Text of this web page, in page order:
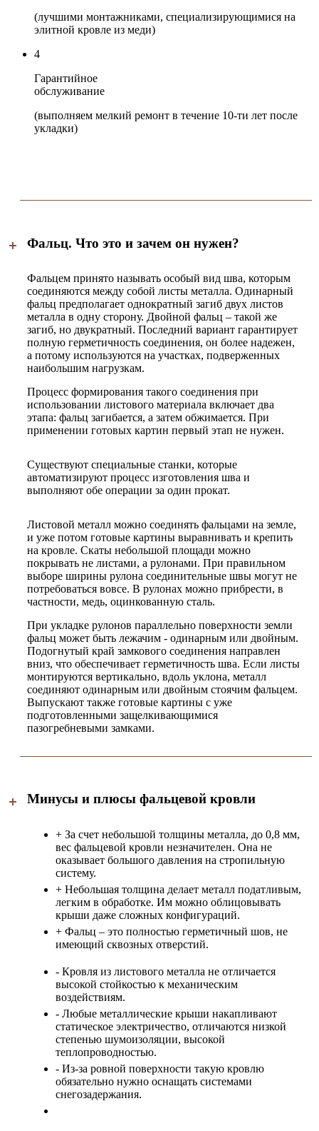
(лучшими монтажниками, специализирующимися на
элитной кровле из меди)
4
Гарантийное
обслуживание
(выполняем мелкий ремонт в течение 10-ти лет после
укладки)
Фальц. Что это и зачем он нужен?
Фальцем принято называть особый вид шва, которым
соединяются между собой листы металла. Одинарный
фальц предполагает однократный загиб двух листов
металла в одну сторону. Двойной фальц – такой же
загиб, но двукратный. Последний вариант гарантирует
полную герметичность соединения, он более надежен,
а потому используются на участках, подверженных
наибольшим нагрузкам.
Процесс формирования такого соединения при
использовании листового материала включает два
этапа: фальц загибается, а затем обжимается. При
применении готовых картин первый этап не нужен.
Существуют специальные станки, которые
автоматизируют процесс изготовления шва и
выполняют обе операции за один прокат.
Листовой металл можно соединять фальцами на земле,
и уже потом готовые картины выравнивать и крепить
на кровле. Скаты небольшой площади можно
покрывать не листами, а рулонами. При правильном
выборе ширины рулона соединительные швы могут не
потребоваться вовсе. В рулонах можно прибрести, в
частности, медь, оцинкованную сталь.
При укладке рулонов параллельно поверхности земли
фальц может быть лежачим - одинарным или двойным.
Подогнутый край замкового соединения направлен
вниз, что обеспечивает герметичность шва. Если листы
монтируются вертикально, вдоль уклона, металл
соединяют одинарным или двойным стоячим фальцем.
Выпускают также готовые картины с уже
подготовленными защелкивающимися
пазогребневыми замками.
Минусы и плюсы фальцевой кровли
+ За счет небольшой толщины металла, до 0,8 мм,
вес фальцевой кровли незначителен. Она не
оказывает большого давления на стропильную
систему.
+ Небольшая толщина делает металл податливым,
легким в обработке. Им можно облицовывать
крыши даже сложных конфигураций.
+ Фальц – это полностью герметичный шов, не
имеющий сквозных отверстий.
- Кровля из листового металла не отличается
высокой стойкостью к механическим
воздействиям.
- Любые металлические крыши накапливают
статическое электричество, отличаются низкой
степенью шумоизоляции, высокой
теплопроводностью.
- Из-за ровной поверхности такую кровлю
обязательно нужно оснащать системами
снегозадержания.